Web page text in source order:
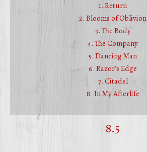
1. Return
2. Blooms of Oblivion
3. The Body
4. The Company
5. Dancing Man
6. Razor’s Edge
7. Citadel
8. In My Afterlife
8.5